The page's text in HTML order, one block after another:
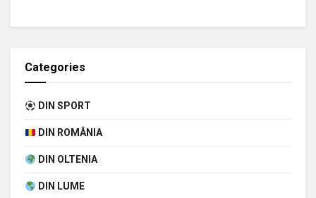
Categories
DIN SPORT
DIN ROMÂNIA
DIN OLTENIA
DIN LUME